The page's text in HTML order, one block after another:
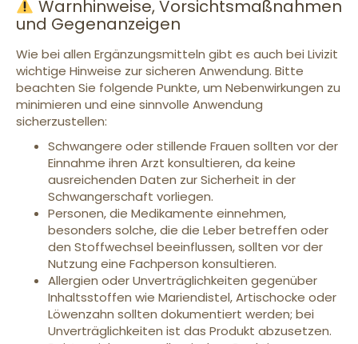
Warnhinweise, Vorsichtsmaßnahmen
und Gegenanzeigen
Wie bei allen Ergänzungsmitteln gibt es auch bei Livizit
wichtige Hinweise zur sicheren Anwendung. Bitte
beachten Sie folgende Punkte, um Nebenwirkungen zu
minimieren und eine sinnvolle Anwendung
sicherzustellen:
Schwangere oder stillende Frauen sollten vor der
Einnahme ihren Arzt konsultieren, da keine
ausreichenden Daten zur Sicherheit in der
Schwangerschaft vorliegen.
Personen, die Medikamente einnehmen,
besonders solche, die die Leber betreffen oder
den Stoffwechsel beeinflussen, sollten vor der
Nutzung eine Fachperson konsultieren.
Allergien oder Unverträglichkeiten gegenüber
Inhaltsstoffen wie Mariendistel, Artischocke oder
Löwenzahn sollten dokumentiert werden; bei
Unverträglichkeiten ist das Produkt abzusetzen.